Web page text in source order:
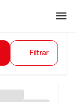
Filtrar